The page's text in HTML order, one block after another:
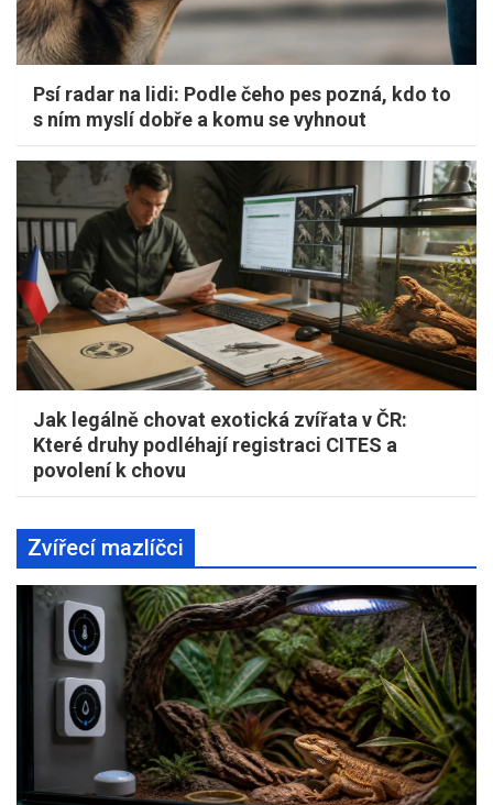
Psí radar na lidi: Podle čeho pes pozná, kdo to
s ním myslí dobře a komu se vyhnout
Jak legálně chovat exotická zvířata v ČR:
Které druhy podléhají registraci CITES a
povolení k chovu
Zvířecí mazlíčci